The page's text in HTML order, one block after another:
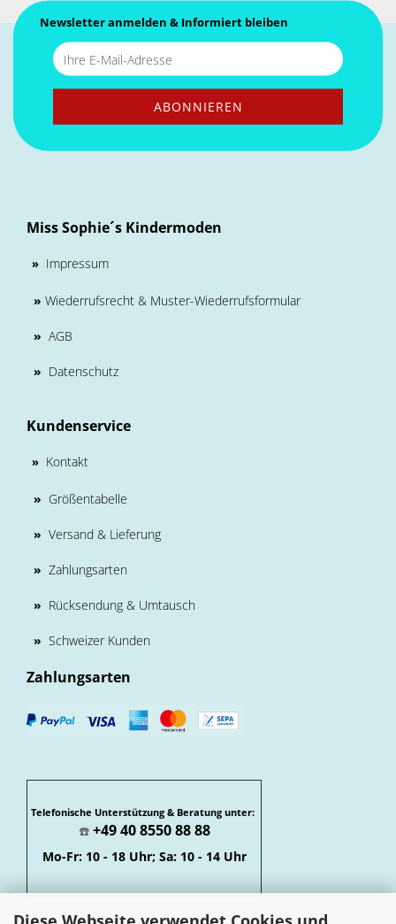
Newsletter anmelden & Informiert bleiben
Miss Sophie´s Kindermoden
» Impressum
» Wiederrufsrecht & Muster-Wiederrufsformular
» AGB
» Datenschutz
Kundenservice
» Kontakt
» Größentabelle
» Versand & Lieferung
» Zahlungsarten
» Rücksendung & Umtausch
» Schweizer Kunden
Zahlungsarten
Telefonische Unterstützung & Beratung unter:
☎️ +49 40 8550 88 88
Mo-Fr: 10 - 18 Uhr; Sa: 10 - 14 Uhr